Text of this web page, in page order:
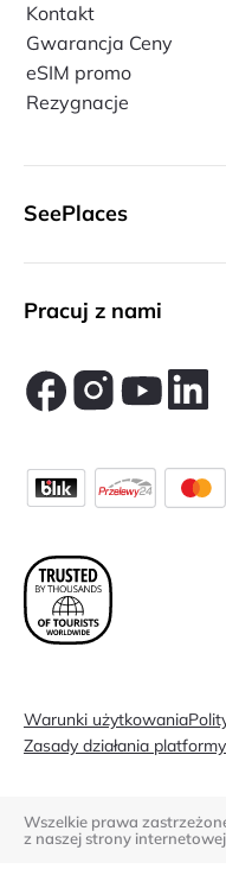
Kontakt
Gwarancja Ceny
eSIM promo
Rezygnacje
SeePlaces
Pracuj z nami
Warunki użytkowania
Zasady działania platformy
Wszelkie prawa
z naszej strony